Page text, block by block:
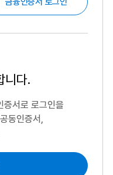
니다.
증서로 로그인을
동인증서,